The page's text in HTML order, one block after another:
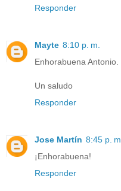
Responder
Mayte 8:10 p. m.
Enhorabuena Antonio.
Un saludo
Responder
Jose Martín 8:45 p. m.
¡Enhorabuena!
Responder